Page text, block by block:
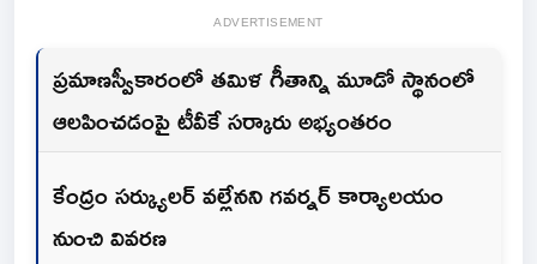
ADVERTISEMENT
ప్రమాణస్వీకారంలో తమిళ గీతాన్ని మూడో స్థానంలో
ఆలపించడంపై టీవీకే సర్కారు అభ్యంతరం
కేంద్రం సర్క్యులర్ వల్లేనని గవర్నర్ కార్యాలయం
నుంచి వివరణ